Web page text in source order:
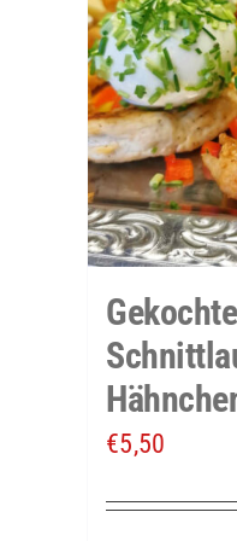
€5,50